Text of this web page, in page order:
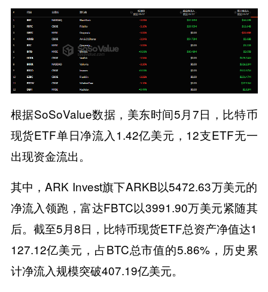
根据SoSoValue数据，美东时间5月7日，比特币
现货ETF单日净流入1.42亿美元，12支ETF无一
出现资金流出。
其中，ARK Invest旗下ARKB以5472.63万美元的
净流入领跑，富达FBTC以3991.90万美元紧随其
后。截至5月8日，比特币现货ETF总资产净值达1
127.12亿美元，占BTC总市值的5.86%，历史累
计净流入规模突破407.19亿美元。